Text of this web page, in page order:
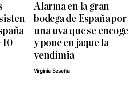
Alarma en la gran
bodega de España por
una uva que se encoge
y pone en jaque la
vendimia
Virginia Seseña